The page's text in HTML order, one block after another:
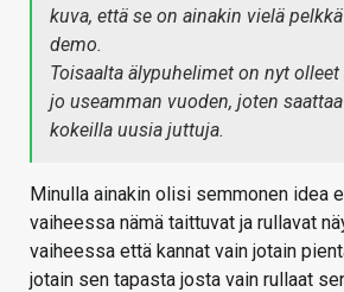
kuva, että se on ainakin vielä
demo.
Toisaalta älypuhelimet on nyt
jo useamman vuoden, joten
kokeilla uusia juttuja.
Minulla ainakin olisi semmonen idea
vaiheessa nämä taittuvat ja rullavat
vaiheessa että kannat vain jotain
jotain sen tapasta josta vain rullaat